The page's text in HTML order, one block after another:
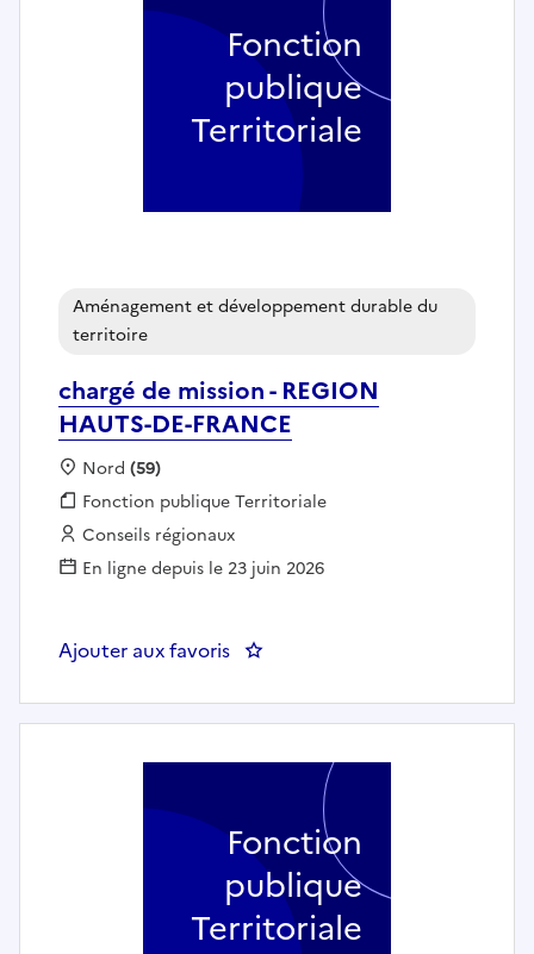
chargé de mission - REGION
HAUTS-DE-FRANCE
Aménagement et développement durable du
territoire
Localisation :
Nord (59)
Fonction publique :
Fonction publique Territoriale
Employeur :
Conseils régionaux
En ligne depuis le 23 juin 2026
Ajouter aux favoris : chargé de mission - REGION
Fonction
publique
Territoriale
Fonction
publique
Territoriale